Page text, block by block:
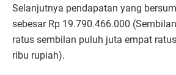
Selanjutnya pendapatan yang
sebesar Rp 19.790.466.000
ratus sembilan puluh juta empat
ribu rupiah).